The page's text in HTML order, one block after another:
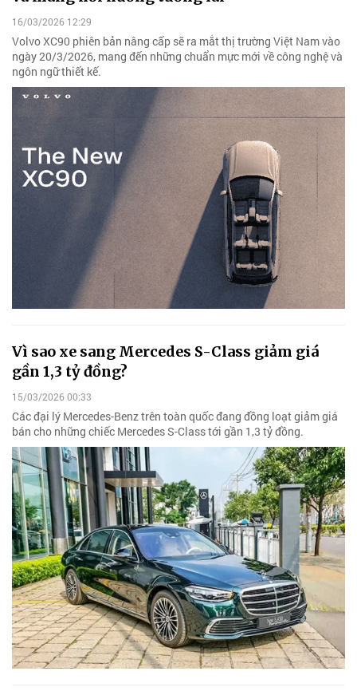
16/03/2026 12:29
Volvo XC90 phiên bản nâng cấp sẽ ra mắt thị trường Việt Nam vào
ngày 20/3/2026, mang đến những chuẩn mực mới về công nghệ và
ngôn ngữ thiết kế.
Vì sao xe sang Mercedes S-Class giảm giá
gần 1,3 tỷ đồng?
15/03/2026 00:33
Các đại lý Mercedes-Benz trên toàn quốc đang đồng loạt giảm giá
bán cho những chiếc Mercedes S-Class tới gần 1,3 tỷ đồng.